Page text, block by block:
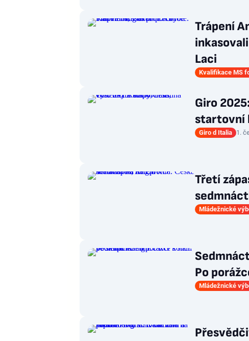
Trápení
Laci
Kvalifikace MS
Giro
startovní
Giro d Italia 1.
Třetí
Mládežnické
Po
Mládežnické